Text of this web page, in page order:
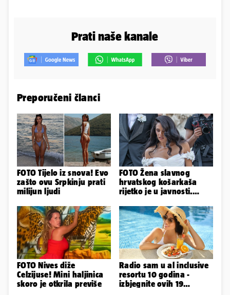
Prati naše kanale
Preporučeni članci
FOTO Tijelo iz snova! Evo
zašto ovu Srpkinju prati
milijun ljudi
FOTO Žena slavnog
hrvatskog košarkaša
rijetko je u javnosti.
vjenčanje
FOTO Nives diže
Celzijuse! Mini haljinica
skoro je otkrila previše
Radio sam u al inclusive
resortu 10 godina -
izbjegnite ovih 19